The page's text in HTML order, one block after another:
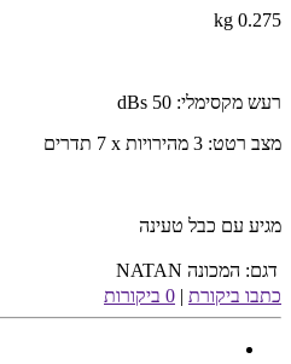
0.275 kg
רעש מקסימלי: 50
מצב רטט: 3 מהירויות
7 תדרים
מגיע עם כבל טעינה
דגם: המכונה NATAN
כתבו ביקורת | 0 ביקורות